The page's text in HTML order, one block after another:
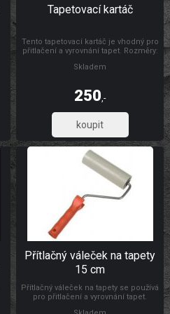
Tapetovací kartáč
Tento tapetovací kartáč je vhodný pro
přitlačení a vyrovnání tapet. Rozměry:
Skladem
250,-
206,61
Přítlačný váleček na tapety
15 cm
Přítlačný váleček na tapety se používá
pro přitlačení a vyrovnání tapet.